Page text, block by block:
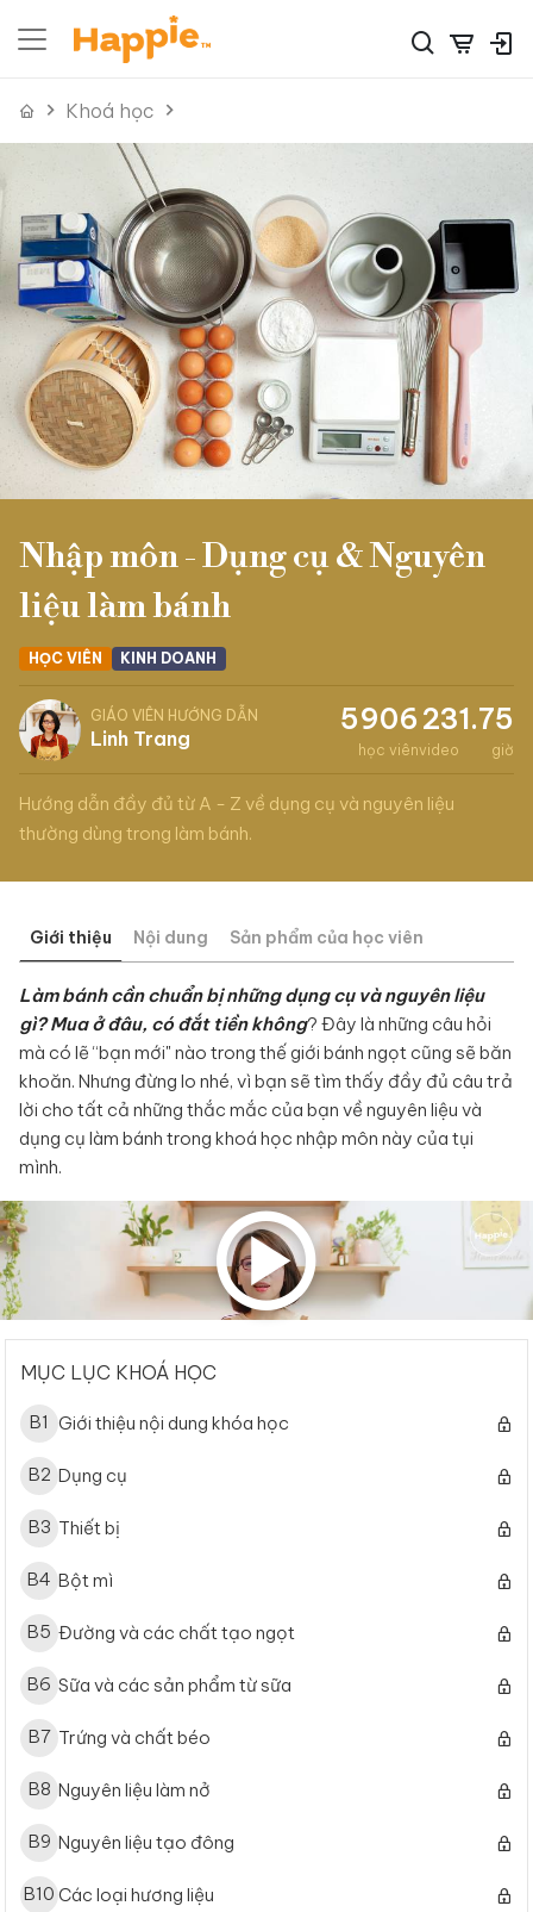
Khoá học
Nhập môn - Dụng cụ & Nguyên
liệu làm bánh
HỌC VIÊN KINH DOANH
GIÁO VIÊN HƯỚNG DẪN
Linh Trang
5906
học viên
23
video
1.75
giờ
Hướng dẫn đầy đủ từ A - Z về dụng cụ và nguyên liệu
thường dùng trong làm bánh.
Giới thiệu Nội dung Sản phẩm của học viên
Làm bánh cần chuẩn bị những dụng cụ và nguyên liệu
gì? Mua ở đâu, có đắt tiền không? Đây là những câu hỏi
mà có lẽ “bạn mới" nào trong thế giới bánh ngọt cũng sẽ băn
khoăn. Nhưng đừng lo nhé, vì bạn sẽ tìm thấy đầy đủ câu trả
lời cho tất cả những thắc mắc của bạn về nguyên liệu và
dụng cụ làm bánh trong khoá học nhập môn này của tụi
mình.
MỤC LỤC KHOÁ HỌC
B1 Giới thiệu nội dung khóa học
B2 Dụng cụ
B3 Thiết bị
B4 Bột mì
B5 Đường và các chất tạo ngọt
B6 Sữa và các sản phẩm từ sữa
B7 Trứng và chất béo
B8 Nguyên liệu làm nở
B9 Nguyên liệu tạo đông
B10 Các loại hương liệu